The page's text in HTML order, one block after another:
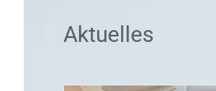
Aktuelles